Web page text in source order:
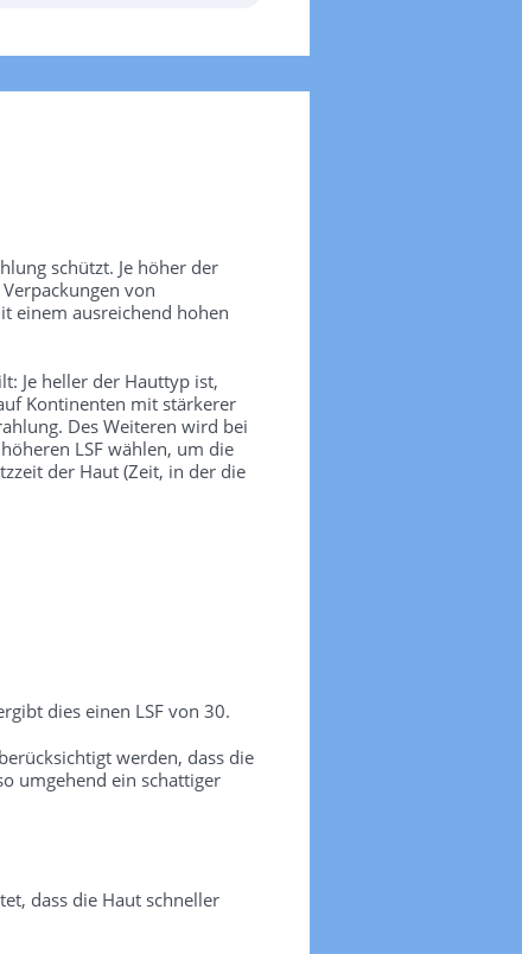
schützt. Je höher der
von
einem ausreichend hohen
Je heller der Hauttyp ist,
Kontinenten mit stärkerer
Des Weiteren wird bei
LSF wählen, um die
der Haut (Zeit, in der die
dies einen LSF von 30.
werden, dass die
umgehend ein schattiger
dass die Haut schneller